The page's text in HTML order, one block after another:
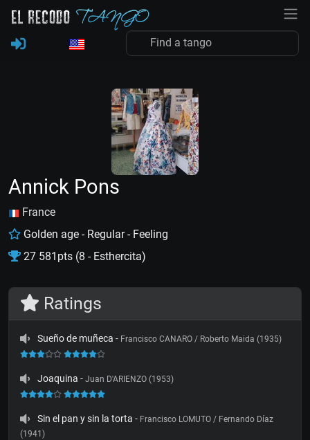
Annick Pons
France
Golden age - Regular - Feeling
27 581pts (8 - Esthercita)
Ratings
Sueño de muñeca - Francisco CANARO / Roberto Maida (1935)
Joaquina - Juan D'ARIENZO (1953)
Sin el pan y sin la torta - Francisco LOMUTO / Fernando Díaz
(1941)